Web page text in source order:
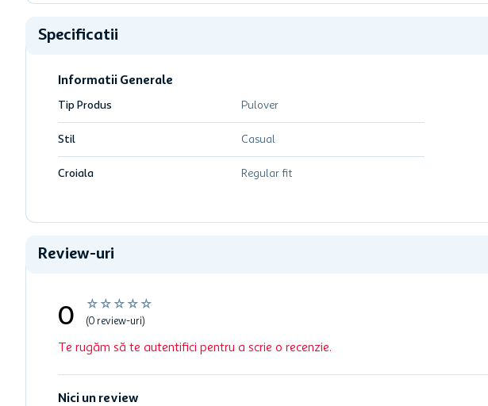
Specificatii
Informatii Generale
Tip Produs Pulover
Stil Casual
Croiala Regular fit
Review-uri
☆ ☆ ☆ ☆ ☆
0 (0 review-uri)
Te rugăm să te autentifici pentru a scrie o recenzie.
Nici un review